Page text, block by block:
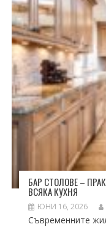
БАР СТОЛОВЕ –
ВСЯКА КУХНЯ
ЮНИ 16, 2026
Съвременните